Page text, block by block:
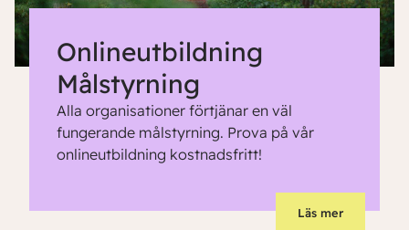
Onlineutbildning
Målstyrning
Alla organisationer förtjänar en väl
fungerande målstyrning. Prova på vår
onlineutbildning kostnadsfritt!
Läs mer